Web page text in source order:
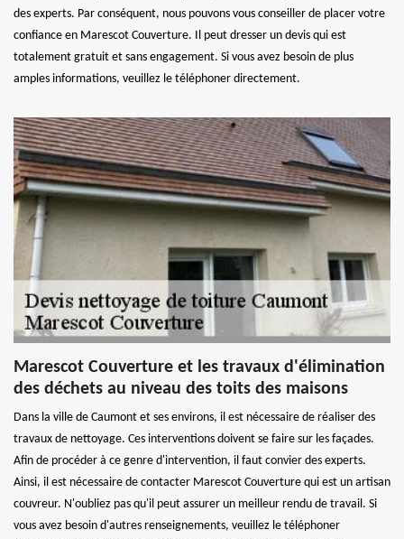
des experts. Par conséquent, nous pouvons vous conseiller de placer votre
confiance en Marescot Couverture. Il peut dresser un devis qui est
totalement gratuit et sans engagement. Si vous avez besoin de plus
amples informations, veuillez le téléphoner directement.
Marescot Couverture et les travaux d'élimination
des déchets au niveau des toits des maisons
Dans la ville de Caumont et ses environs, il est nécessaire de réaliser des
travaux de nettoyage. Ces interventions doivent se faire sur les façades.
Afin de procéder à ce genre d'intervention, il faut convier des experts.
Ainsi, il est nécessaire de contacter Marescot Couverture qui est un artisan
couvreur. N'oubliez pas qu'il peut assurer un meilleur rendu de travail. Si
vous avez besoin d'autres renseignements, veuillez le téléphoner